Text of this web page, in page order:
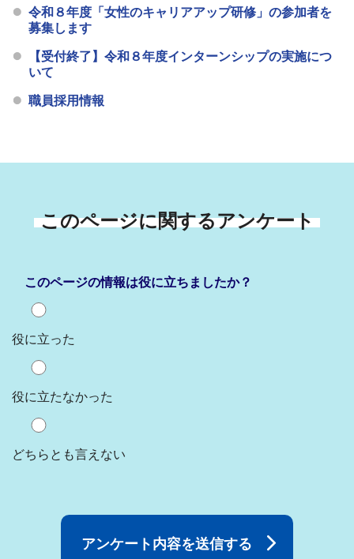
令和８年度「女性のキャリアアップ研修」の参加者を
募集します
【受付終了】令和８年度インターンシップの実施につ
いて
職員採用情報
このページに関するアンケート
このページの情報は役に立ちましたか？
役に立った
役に立たなかった
どちらとも言えない